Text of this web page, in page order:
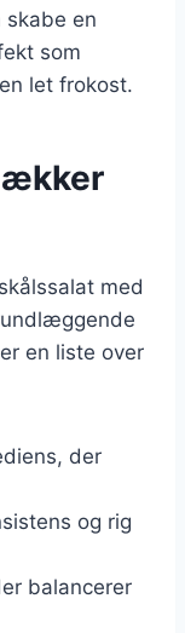
skabe en
som
let frokost.
med
en liste over
der
og rig
balancerer